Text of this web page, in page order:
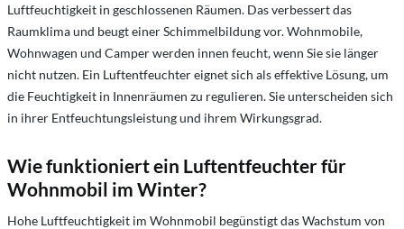
Luftfeuchtigkeit in geschlossenen Räumen. Das verbessert das
Raumklima und beugt einer Schimmelbildung vor. Wohnmobile,
Wohnwagen und Camper werden innen feucht, wenn Sie sie länger
nicht nutzen. Ein Luftentfeuchter eignet sich als effektive Lösung, um
die Feuchtigkeit in Innenräumen zu regulieren. Sie unterscheiden sich
in ihrer Entfeuchtungsleistung und ihrem Wirkungsgrad.
Wie funktioniert ein Luftentfeuchter für
Wohnmobil im Winter?
Hohe Luftfeuchtigkeit im Wohnmobil begünstigt das Wachstum von